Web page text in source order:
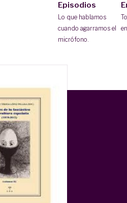
Episodios
Lo que hablamos
cuando agarramos el
micrófono.